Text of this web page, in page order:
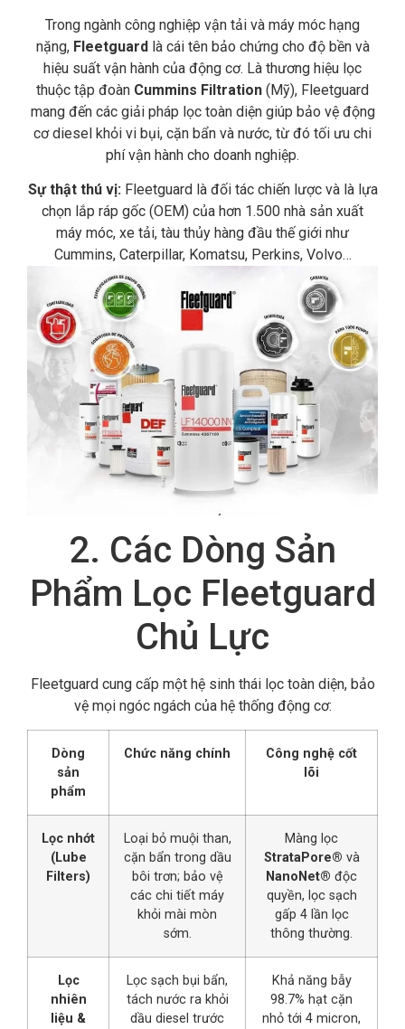
Trong ngành công nghiệp vận tải và máy móc hạng
nặng, Fleetguardlà cái tên bảo chứng cho độ bền và
hiệu suất vận hành của động cơ. Là thương hiệu lọc
thuộc tập đoàn Cummins Filtration (Mỹ), Fleetguard
mang đến các giải pháp lọc toàn diện giúp bảo vệ động
cơ diesel khỏi vi bụi, cặn bẩn và nước, từ đó tối ưu chi
phí vận hành cho doanh nghiệp.
Sự thật thú vị:Fleetguard là đối tác chiến lược và là lựa
chọn lắp ráp gốc (OEM) của hơn 1.500 nhà sản xuất
máy móc, xe tải, tàu thủy hàng đầu thế giới như
Cummins, Caterpillar, Komatsu, Perkins, Volvo…
2. Các Dòng Sản
Phẩm Lọc Fleetguard
Chủ Lực
Fleetguard cung cấp một hệ sinh thái lọc toàn diện,bảo
vệ mọi ngóc ngách của hệ thống động cơ:
Dòng
sản
phẩm
Chức năng chính
Công nghệ cốt
lõi
Lọc nhớt
(Lube
Filters)
Loại bỏ muội than,
cặn bẩn trong dầu
bôi trơn; bảo vệ
các chi tiết máy
khỏi mài mòn
sớm.
Màng lọc
StrataPore® và
NanoNet® độc
quyền, lọc sạch
gấp 4 lần lọc
thông thường.
Lọc
nhiên
liệu &
Lọc sạch bụi bẩn,
tách nước ra khỏi
dầu diesel trước
Khả năng bẫy
98.7% hạt cặn
nhỏ tới 4 micron,